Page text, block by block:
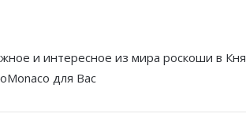
и интересное из мира роскоши в
для Вас